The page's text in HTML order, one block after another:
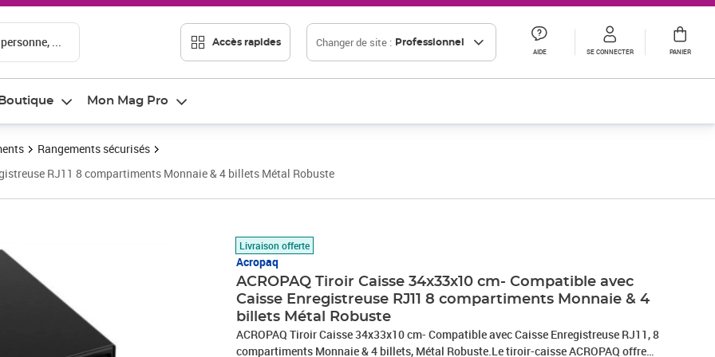
... Accès rapides Changer de site : Professionnel
AIDE SE CONNECTER PANIER
Mon Mag Pro
Rangements sécurisés
RJ11 8 compartiments Monnaie & 4 billets Métal Robuste
Livraison offerte
Acropaq
ACROPAQ Tiroir Caisse 34x33x10 cm- Compatible avec
Caisse Enregistreuse RJ11 8 compartiments Monnaie & 4
billets Métal Robuste
ACROPAQ Tiroir Caisse 34x33x10 cm- Compatible avec Caisse Enregistreuse RJ11, 8
compartiments Monnaie & 4 billets, Métal Robuste.Le tiroir-caisse ACROPAQ offre
Prix barré 66,66 €
Prix 45,79€